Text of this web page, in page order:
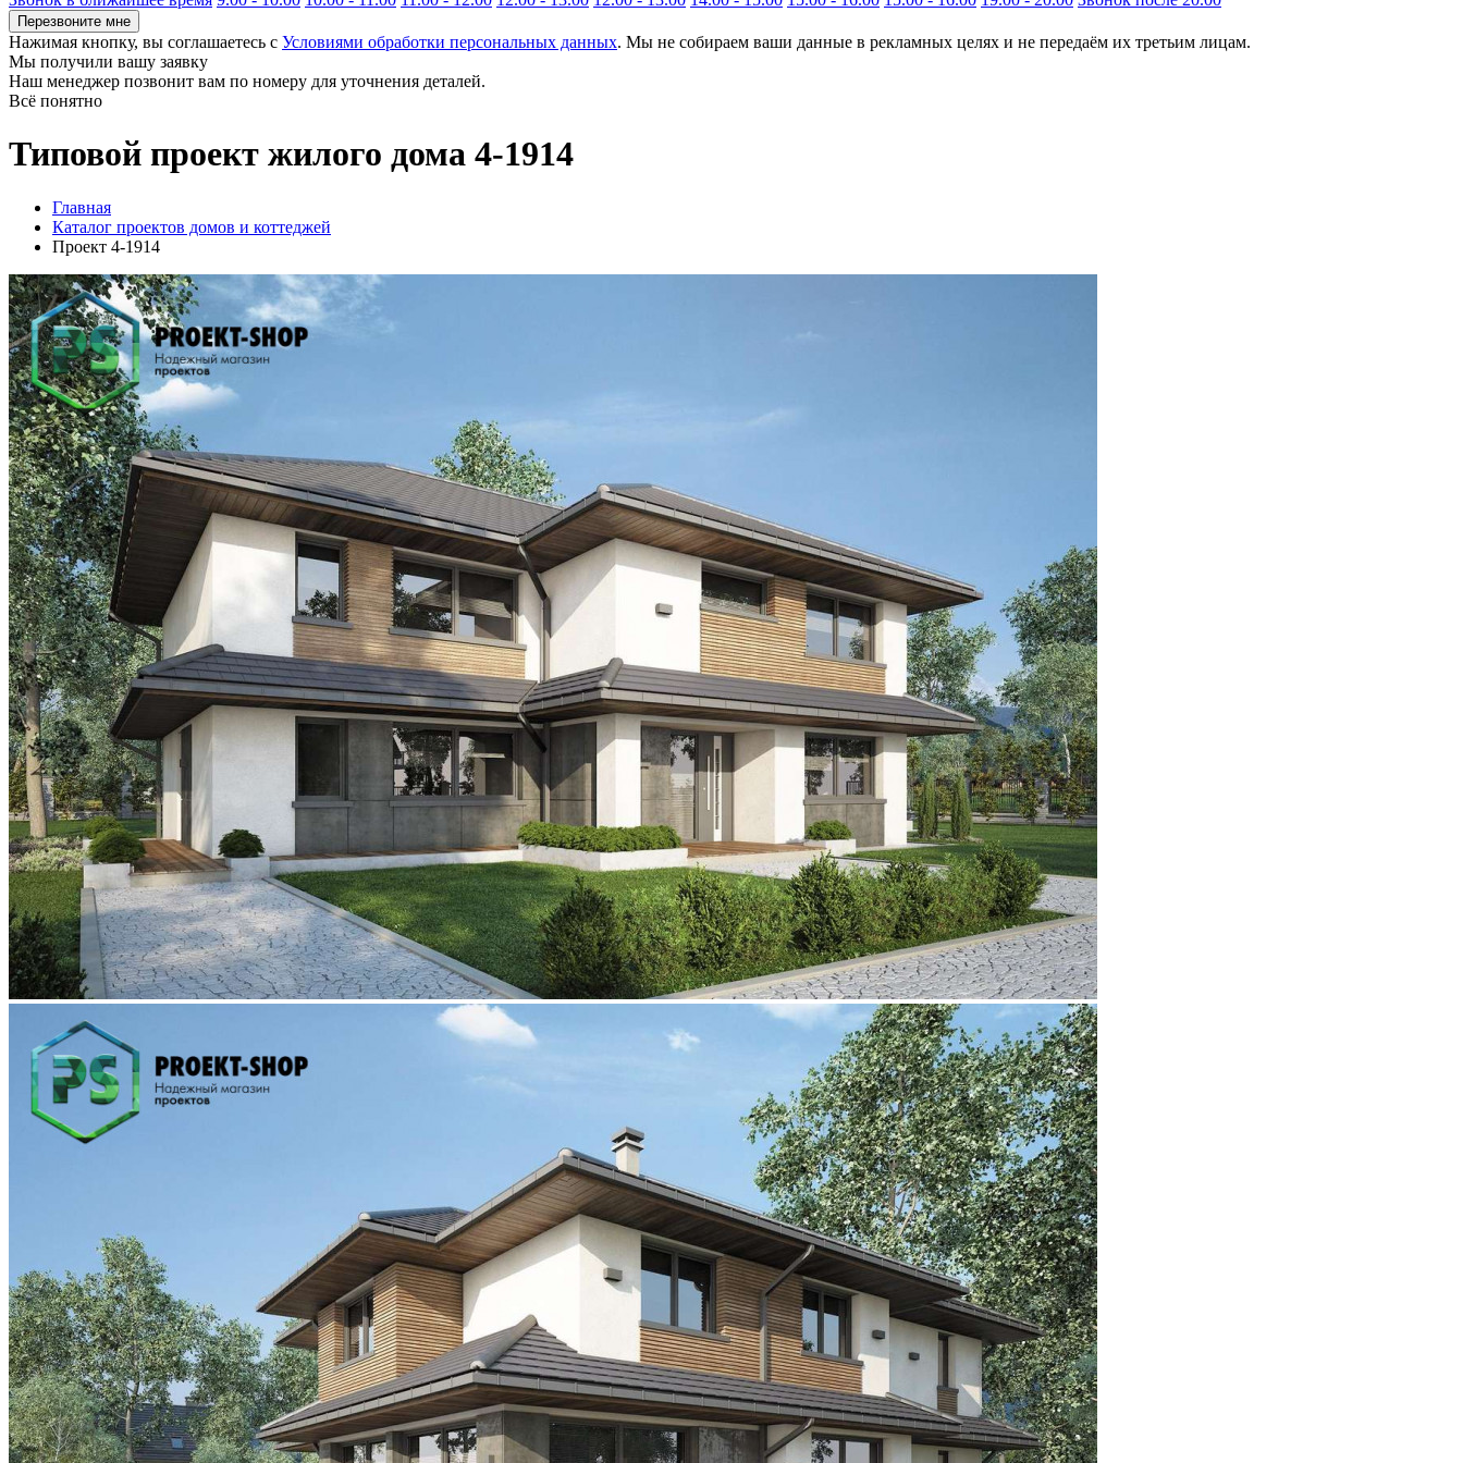
Перезвоните мне
Нажимая кнопку, вы соглашаетесь с Условиями обработки персональных данных. Мы не собираем ваши данные в рекламных целях и не передаём их третьим лицам.
Мы получили вашу заявку
Наш менеджер позвонит вам по номеру для уточнения деталей.
Всё понятно
Типовой проект жилого дома 4-1914
Главная
Каталог проектов домов и коттеджей
Проект 4-1914